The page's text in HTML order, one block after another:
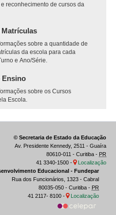
reconhecimento de cursos da
Matrículas
sobre a quantidade de
da escola para cada
e Ano/Série.
Ensino
sobre os Cursos
Escola.
© Secretaria de Estado da Educação
Av. Presidente Kennedy, 2511 - Guaíra
80610-011 - Curitiba - PR
41 3340-1500 -
Localização
Educacional - Fundepar
Rua dos Funcionários, 1323 - Cabral
80035-050 - Curitiba - PR
41 2117- 8100 -
Localização